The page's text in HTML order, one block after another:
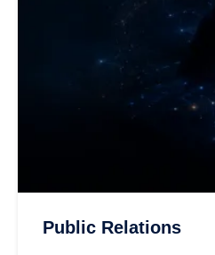
Public Relations